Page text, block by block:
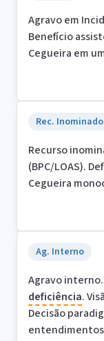
Agravo em
Benefício
Cegueira em
Rec. Inominado
Recurso
(BPC/LOAS).
Cegueira
Ag. Interno
Agravo
deficiência.
Decisão
entendimentos